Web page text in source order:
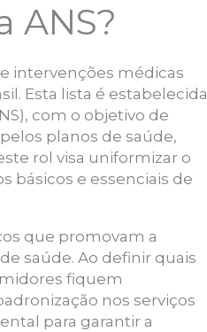
ANS?
intervenções médicas
Esta lista é estabelecida
com o objetivo de
planos de saúde,
rol visa uniformizar o
básicos e essenciais de
que promovam a
saúde. Ao definir quais
fiquem
nos serviços
para garantir a